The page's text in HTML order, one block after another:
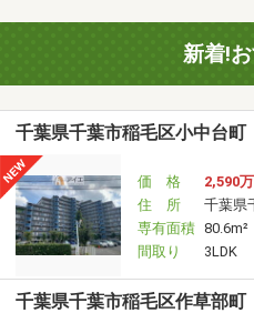
新着!
千葉県千葉市稲毛区小中台町
価 格
2,590
住 所
千葉県
専有面積 80.6m²
間取り
3LDK
千葉県千葉市稲毛区作草部町